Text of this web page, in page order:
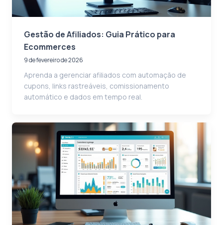
Gestão de Afiliados: Guia Prático para
Ecommerces
9 de fevereiro de 2026
Aprenda a gerenciar afiliados com automação de
cupons, links rastreáveis, comissionamento
automático e dados em tempo real.